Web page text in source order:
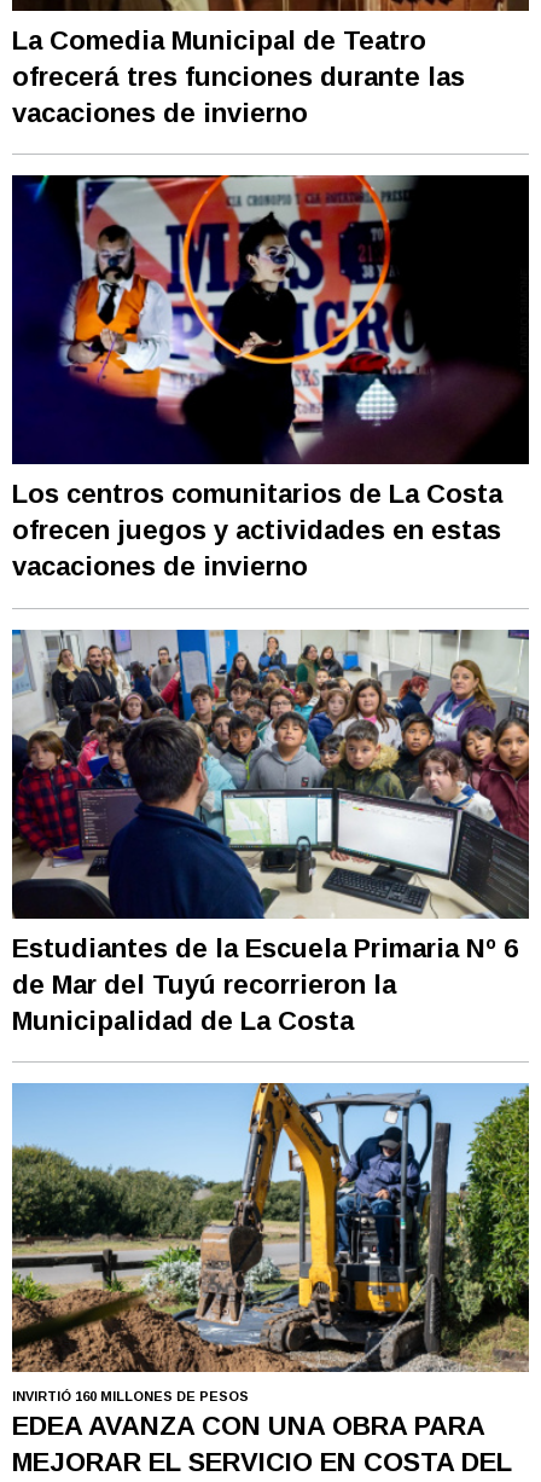
La Comedia Municipal de Teatro
ofrecerá tres funciones durante las
vacaciones de invierno
Los centros comunitarios de La Costa
ofrecen juegos y actividades en estas
vacaciones de invierno
Estudiantes de la Escuela Primaria Nº 6
de Mar del Tuyú recorrieron la
Municipalidad de La Costa
INVIRTIÓ 160 MILLONES DE PESOS
EDEA AVANZA CON UNA OBRA PARA
MEJORAR EL SERVICIO EN COSTA DEL